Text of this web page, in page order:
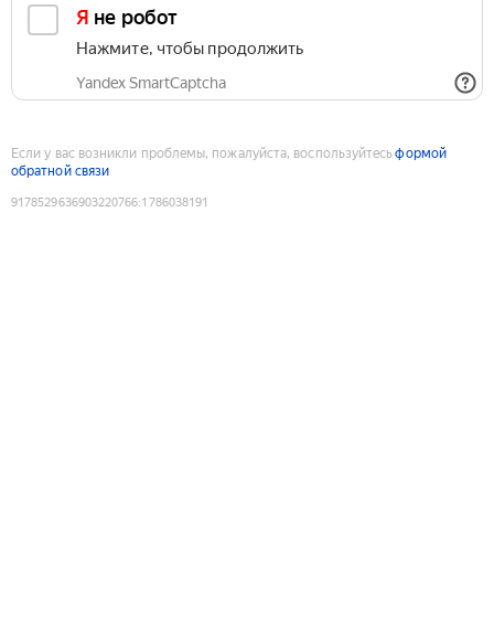
Я не робот
Нажмите, чтобы продолжить
Yandex SmartCaptcha
Если у вас возникли проблемы, пожалуйста, воспользуйтесьформой
обратной связи
9178529636903220766:1786038191